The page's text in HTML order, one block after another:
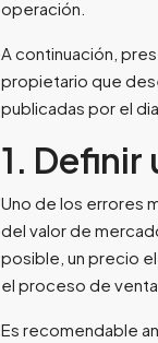
operación.
A continuación,
propietario que
publicadas por el
1.
Uno de los errores
del valor de
posible, un precio
el proceso de venta.
Es recomendable